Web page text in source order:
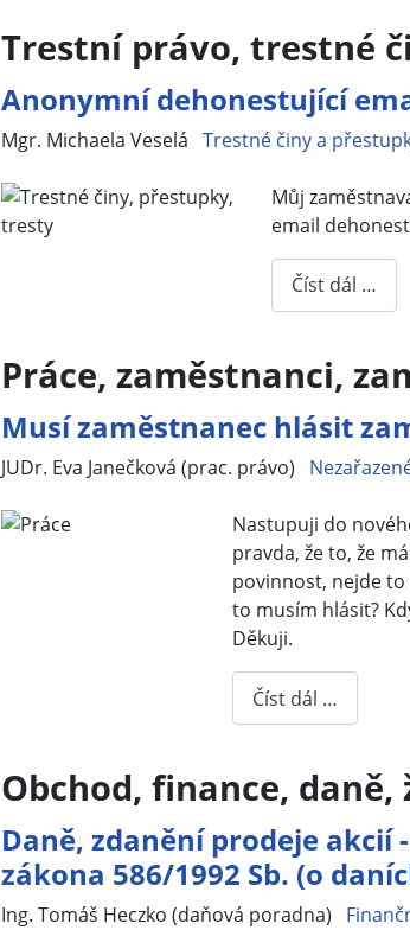
Trestní právo, trestné
Anonymní dehonestující
Základní údaje
Mgr. Michaela Veselá Trestné činy a
Můj
email
Číst dál …
Práce, zaměstnanci,
Musí zaměstnanec hlásit
Základní údaje
JUDr. Eva Janečková (prac. právo)
Nastupuji do
pravda, že to, že
povinnost, nejde to
to musím hlásit?
Děkuji.
Číst dál …
Obchod, finance, daně,
Daně, zdanění prodeje akcií
zákona 586/1992 Sb. (o
Základní údaje
Ing. Tomáš Heczko (daňová poradna)